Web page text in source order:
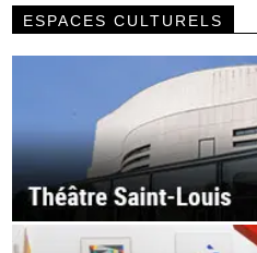
ESPACES CULTURELS